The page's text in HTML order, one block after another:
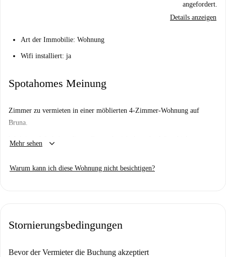
angefordert.
Details anzeigen
Art der Immobilie: Wohnung
Wifi installiert: ja
Spotahomes Meinung
Zimmer zu vermieten in einer möblierten 4-Zimmer-Wohnung auf
Bruna.
Wichtig: - Wir haben diesen Ort noch nicht besucht. Wir schicken
Mehr sehen keyboard_arrow_down
Warum kann ich diese Wohnung nicht besichtigen?
Stornierungsbedingungen
Bevor der Vermieter die Buchung akzeptiert